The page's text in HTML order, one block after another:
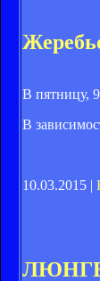
В пятницу,
В
10.03.2015 |